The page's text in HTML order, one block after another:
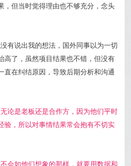
，但当时觉得理由也不够充分，念头
有说出我的想法，国外同事以为一切
高了，虽然项目结果也不错，但没有
直在纠结原因，导致后期分析和沟通
论是老板还是合作方，因为他们平时
验，所以对事情结果常会抱有不切实
会如他们想象的那样，就要用数据和